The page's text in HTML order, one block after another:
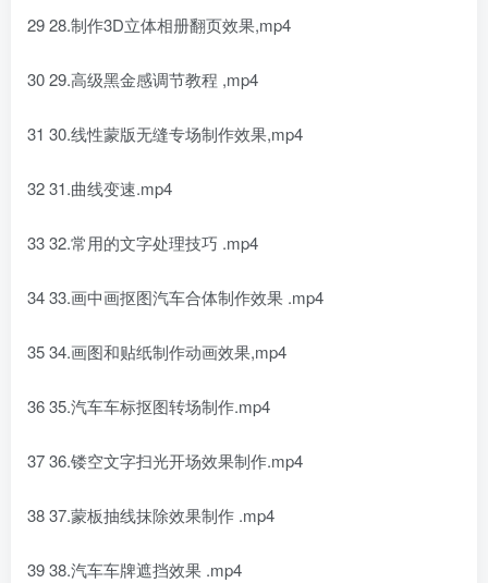
29 28.制作3D立体相册翻页效果,mp4
30 29.高级黑金感调节教程 ,mp4
31 30.线性蒙版无缝专场制作效果,mp4
32 31.曲线变速.mp4
33 32.常用的文字处理技巧 .mp4
34 33.画中画抠图汽车合体制作效果 .mp4
35 34.画图和贴纸制作动画效果,mp4
36 35.汽车车标抠图转场制作.mp4
37 36.镂空文字扫光开场效果制作.mp4
38 37.蒙板抽线抹除效果制作 .mp4
39 38.汽车车牌遮挡效果 .mp4